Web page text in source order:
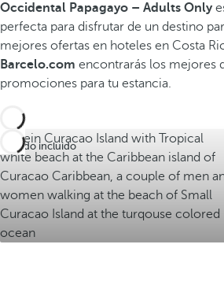
Occidental Papagayo – Adults Only
perfecta para disfrutar de un destino
mejores ofertas en hoteles en Costa
Barcelo.com encontrarás los mejores
promociones para tu estancia.
Todo incluido